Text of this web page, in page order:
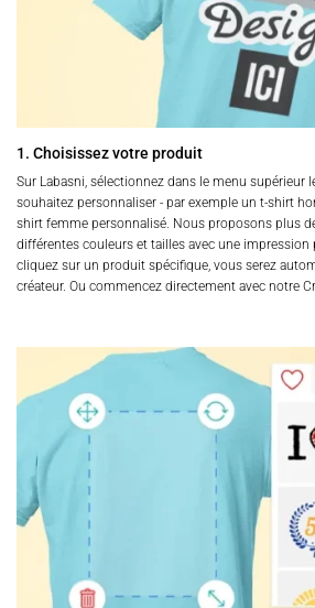
1. Choisissez votre produit
Sur Labasni, sélectionnez dans le menu supérieur
souhaitez personnaliser - par exemple un t-shirt
shirt femme personnalisé. Nous proposons plus
différentes couleurs et tailles avec une impression
cliquez sur un produit spécifique, vous serez
créateur. Ou commencez directement avec notre